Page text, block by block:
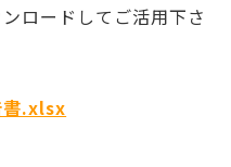
ロードしてご活用下さ
書.xlsx